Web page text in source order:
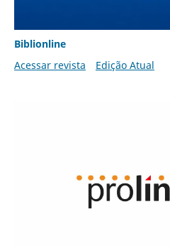
Biblionline
Acessar revista
Edição Atual